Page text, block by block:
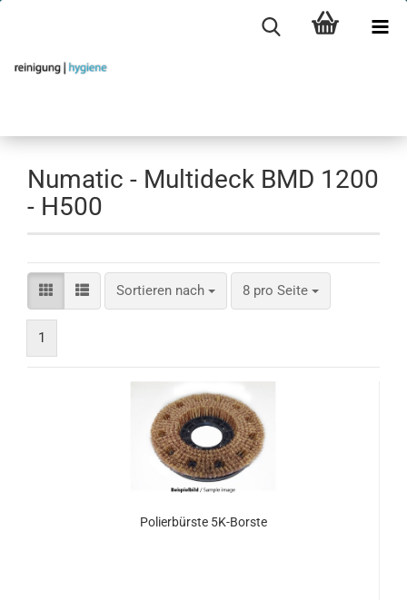
Numatic - Multideck BMD 1200
- H500
Sortieren nach
Sortieren nach 8 pro Seite
pro Seite
1
Polierbürste 5K-Borste